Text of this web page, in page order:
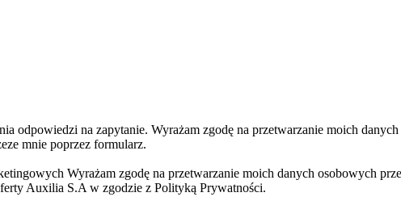
odpowiedzi na zapytanie. Wyrażam zgodę na przetwarzanie moich
mnie poprzez formularz.
Wyrażam zgodę na przetwarzanie moich danych osobowych
Auxilia S.A w zgodzie z Polityką Prywatności.